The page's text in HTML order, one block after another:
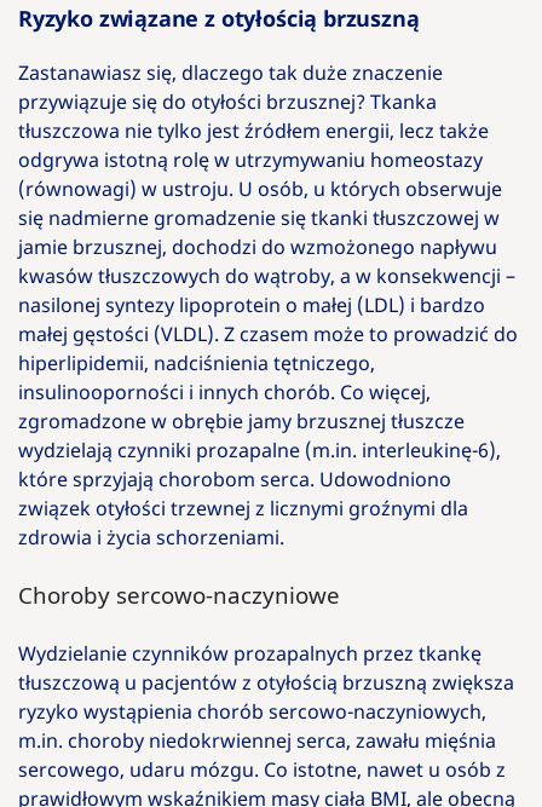
Ryzyko związane z otyłością brzuszną
Zastanawiasz się, dlaczego tak duże znaczenie
przywiązuje się do otyłości brzusznej? Tkanka
tłuszczowa nie tylko jest źródłem energii, lecz także
odgrywa istotną rolę w utrzymywaniu homeostazy
(równowagi) w ustroju. U osób, u których obserwuje
się nadmierne gromadzenie się tkanki tłuszczowej w
jamie brzusznej, dochodzi do wzmożonego napływu
kwasów tłuszczowych do wątroby, a w konsekwencji –
nasilonej syntezy lipoprotein o małej (LDL) i bardzo
małej gęstości (VLDL). Z czasem może to prowadzić do
hiperlipidemii, nadciśnienia tętniczego,
insulinooporności i innych chorób. Co więcej,
zgromadzone w obrębie jamy brzusznej tłuszcze
wydzielają czynniki prozapalne (m.in. interleukinę-6),
które sprzyjają chorobom serca. Udowodniono
związek otyłości trzewnej z licznymi groźnymi dla
zdrowia i życia schorzeniami.
Choroby sercowo-naczyniowe
Wydzielanie czynników prozapalnych przez tkankę
tłuszczową u pacjentów z otyłością brzuszną zwiększa
ryzyko wystąpienia chorób sercowo-naczyniowych,
m.in. choroby niedokrwiennej serca, zawału mięśnia
sercowego, udaru mózgu. Co istotne, nawet u osób z
prawidłowym wskaźnikiem masy ciała BMI, ale obecną